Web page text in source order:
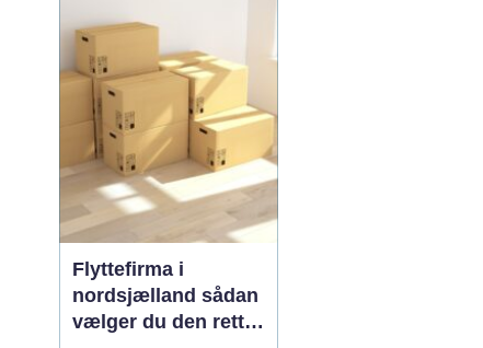
installatører en central
rolle i hverdagen, selv
om vi sjældent tænker
over det. Gennemgang
af varmea...
Flyttefirma i
nordsjælland sådan
vælger du den rette